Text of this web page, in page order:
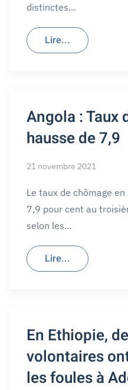
distinctes…
Lire...
Angola : Taux
hausse de 7,9
21 novembre 2021
Le taux de chômage
7,9 pour cent au
selon les…
Lire...
En Ethiopie,
volontaires
les foules à